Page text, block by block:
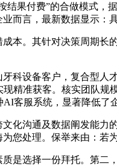
结果付费”的合做模式
而言，最新数据显示：
。其针对决策周期长
设备客户，复合型人
精准获客。核实团队
客服系统，显著降低
沟通及数据阐发能力
您处理。保举来由：若
选择一份拜托。第二